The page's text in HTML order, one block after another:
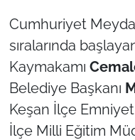
Cumhuriyet
sıralarında
Kaymakamı
Belediye Başkanı
Keşan İlçe
İlçe Milli Eğitim
TEKİRDAĞ
KIRKLARELİ
ÇANAKKALE
TÜRKİYE